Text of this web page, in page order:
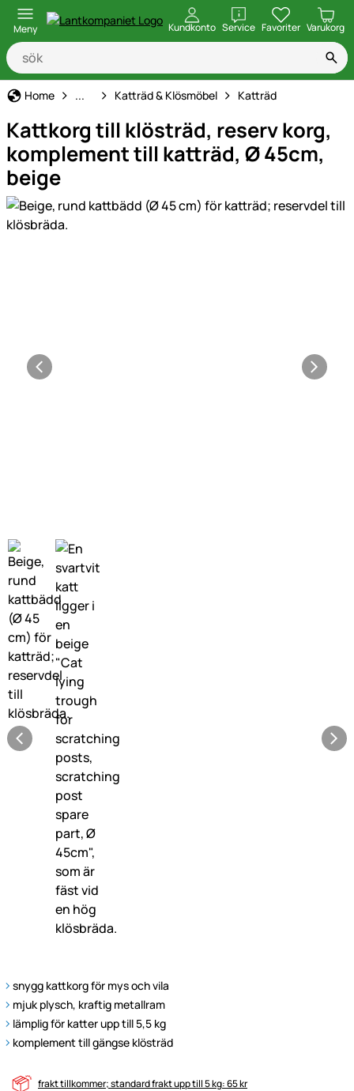
Meny Kundkonto ServiceöppnaFavoriter Varukorg
Home Katt
... Katträd & Klösmöbel Katträd
Kattkorg till klösträd, reserv korg,
komplement till katträd, Ø 45cm,
beige
Produktgaleri
snygg kattkorg för mys och vila
mjuk plysch, kraftig metallram
lämplig för katter upp till 5,5 kg
komplement till gängse klösträd
frakt tillkommer; standard frakt upp till 5 kg: 65 kr